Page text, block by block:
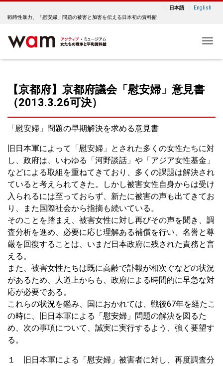
日本語
English
戦時性暴力、「慰安婦」問題の被害と加害を伝える日本初の資料館
【京都府】京都府議会「慰安婦」意見書
（2013.3.26可決）
「慰安婦」問題の早期解決を求める意見書
旧日本軍によって「慰安婦」とされた多くの女性たちに対
し、政府は、いわゆる「河野談話」や「アジア女性基金」
などによる取組を重ねてきており、多くの課題は解決され
ていると考えられてきた。しかし被害女性自身からは受け
入られるには至っておらず、新たに被害の声も出てきてお
り、また国際社会から指摘も続いている。
そのことを踏まえ、被害女性に対し再びその声を聞き、調
査分析を進め、必要に応じ理解ある補償を行い、名誉と尊
厳を回復することは、いまだ日本政府に残された責務と言
える。
また、被害女性たちは既に高齢で訃報が相次ぐなどの状況
があるため、人道上からも、政府による時間的に早急な対
応が必要である。
これらの状況を鑑み、国におかれては、戦後67年を経たこ
の時に、旧日本軍による「慰安婦」問題の解決を図るた
め、次の事項について、誠実に実行するよう、強く要望す
る。
１ 旧日本軍による「慰安婦」被害者に対し、再度調査分